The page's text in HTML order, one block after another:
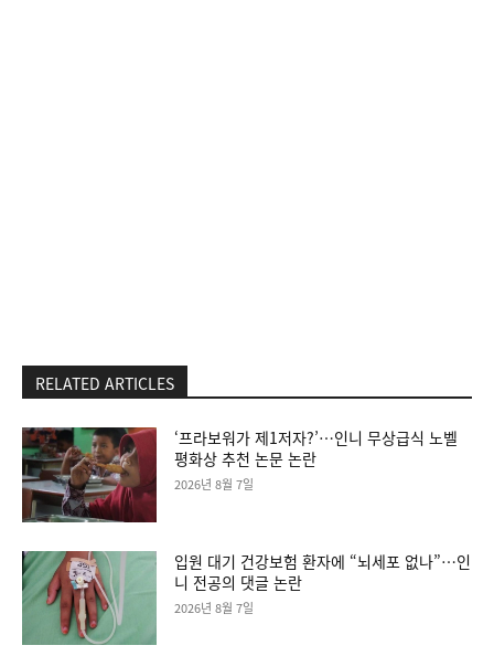
RELATED ARTICLES
‘프라보워가 제1저자?’…인니 무상급식 노벨
평화상 추천 논문 논란
2026년 8월 7일
입원 대기 건강보험 환자에 “뇌세포 없나”…인
니 전공의 댓글 논란
2026년 8월 7일